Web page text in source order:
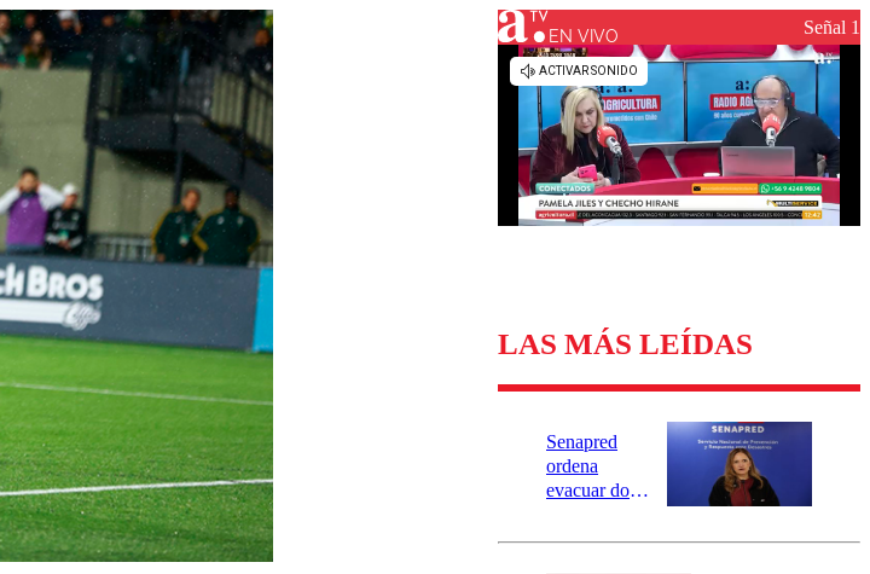
Universidad de Chile
Sustentabilidad
EN VIVO Señal 1
LAS MÁS LEÍDAS
Senapred
ordena
evacuar dos
Carahue por